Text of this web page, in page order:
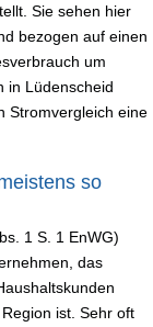
Sie sehen hier
bezogen auf einen
um
in Lüdenscheid
Stromvergleich eine
so
1 S. 1 EnWG)
das
ist. Sehr oft